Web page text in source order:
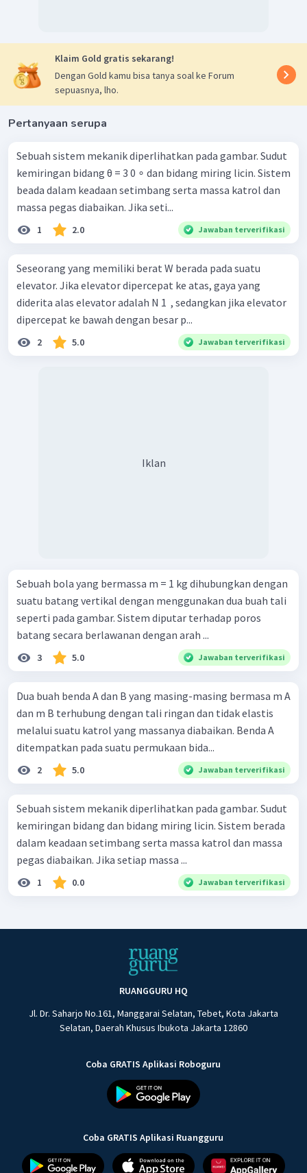
Klaim Gold gratis sekarang!
Dengan Gold kamu bisa tanya soal ke Forum
sepuasnya, lho.
Pertanyaan serupa
Sebuah sistem mekanik diperlihatkan pada gambar. Sudut
kemiringan bidang θ = 3 0 ∘ dan bidang miring licin. Sistem
beada dalam keadaan setimbang serta massa katrol dan
massa pegas diabaikan. Jika seti...
1 2.0 Jawaban terverifikasi
Seseorang yang memiliki berat W berada pada suatu
elevator. Jika elevator dipercepat ke atas, gaya yang
diderita alas elevator adalah N 1 ​ , sedangkan jika elevator
dipercepat ke bawah dengan besar p...
2 5.0 Jawaban terverifikasi
Iklan
Sebuah bola yang bermassa m = 1 kg dihubungkan dengan
suatu batang vertikal dengan menggunakan dua buah tali
seperti pada gambar. Sistem diputar terhadap poros
batang secara berlawanan dengan arah ...
3 5.0 Jawaban terverifikasi
Dua buah benda A dan B yang masing-masing bermasa m A
dan m B terhubung dengan tali ringan dan tidak elastis
melalui suatu katrol yang massanya diabaikan. Benda A
ditempatkan pada suatu permukaan bida...
2 5.0 Jawaban terverifikasi
Sebuah sistem mekanik diperlihatkan pada gambar. Sudut
kemiringan bidang dan bidang miring licin. Sistem berada
dalam keadaan setimbang serta massa katrol dan massa
pegas diabaikan. Jika setiap massa ...
1 0.0 Jawaban terverifikasi
RUANGGURU HQ
Jl. Dr. Saharjo No.161, Manggarai Selatan, Tebet, Kota Jakarta
Selatan, Daerah Khusus Ibukota Jakarta 12860
Coba GRATIS Aplikasi Roboguru
Coba GRATIS Aplikasi Ruangguru